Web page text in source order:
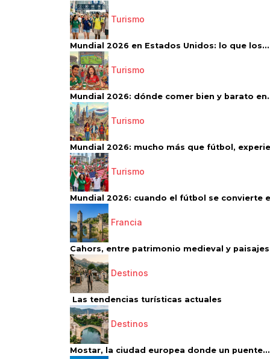
Turismo
Mundial 2026 en Estados Unidos: lo que los...
Turismo
Mundial 2026: dónde comer bien y barato
Turismo
Mundial 2026: mucho más que fútbol,
Turismo
Mundial 2026: cuando el fútbol se convierte
Francia
Cahors, entre patrimonio medieval y paisajes
Destinos
Las tendencias turísticas actuales
Destinos
Mostar, la ciudad europea donde un puente...